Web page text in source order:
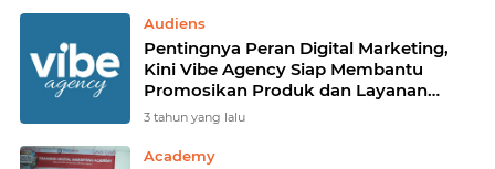
Audiens
Pentingnya Peran Digital Marketing,
Kini Vibe Agency Siap Membantu
Promosikan Produk dan Layanan
Bisnis Anda
3 tahun yang lalu
Academy